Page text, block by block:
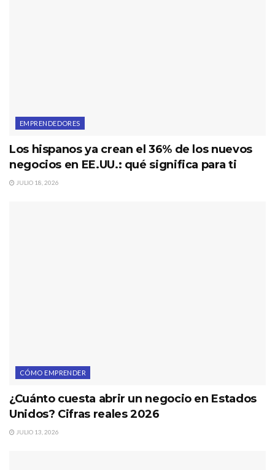
EMPRENDEDORES
Los hispanos ya crean el 36% de los nuevos
negocios en EE.UU.: qué significa para ti
JULIO 18, 2026
CÓMO EMPRENDER
¿Cuánto cuesta abrir un negocio en Estados
Unidos? Cifras reales 2026
JULIO 13, 2026